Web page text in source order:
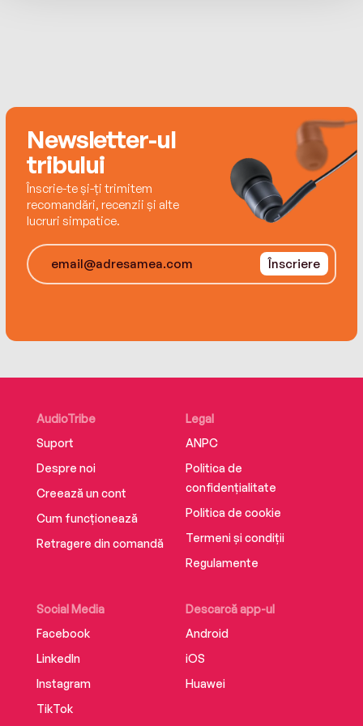
Newsletter-ul
tribului
Înscrie-te și-ți trimitem
recomandări, recenzii și alte
lucruri simpatice.
Înscriere
AudioTribe
Suport
Despre noi
Creează un cont
Cum funcționează
Retragere din comandă
Social Media
Facebook
LinkedIn
Instagram
TikTok
Descarcă app-ul
Android
iOS
Huawei
Legal
ANPC
Politica de
confidențialitate
Politica de cookie
Termeni și condiții
Regulamente